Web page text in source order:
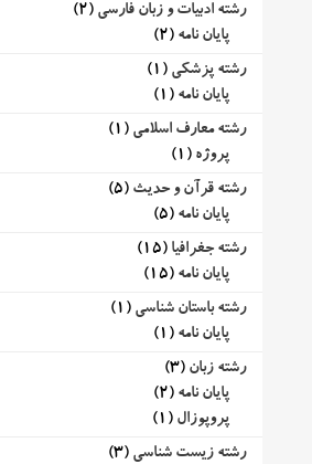
رشته ادبیات و زبان فارسی (2)
پایان نامه (2)
رشته پزشکی (1)
پایان نامه (1)
رشته معارف اسلامی (1)
پروژه (1)
رشته قرآن و حدیث (5)
پایان نامه (5)
رشته جغرافیا (15)
پایان نامه (15)
رشته باستان شناسی (1)
پایان نامه (1)
رشته زبان (3)
پایان نامه (2)
پروپوزال (1)
رشته زیست شناسی (3)